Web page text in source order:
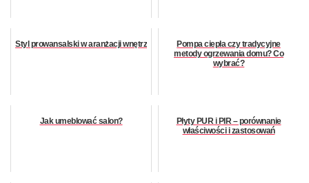
Styl prowansalski w aranżacji wnętrz
Pompa ciepła czy tradycyjne
metody ogrzewania domu? Co
wybrać?
Jak umeblować salon?
Płyty PUR i PIR – porównanie
właściwości i zastosowań